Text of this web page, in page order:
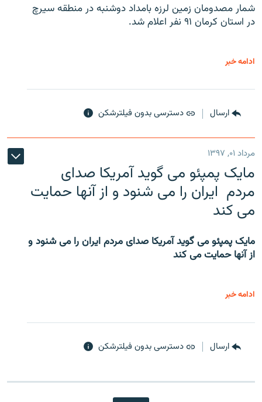
شمار مصدومان زمین لرزه بامداد دوشنبه در منطقه سیرچ
در استان کرمان ۹۱ نفر اعلام شد.
ادامه خبر
ارسال دسترسی بدون فیلترشکن
مرداد ۰۱, ۱۳۹۷
مایک پمپئو می گوید آمریکا صدای
مردم ایران را می شنود و از آنها حمایت
می کند
مایک پمپئو می گوید آمریکا صدای مردم ایران را می شنود و
از آنها حمایت می کند
ادامه خبر
ارسال دسترسی بدون فیلترشکن